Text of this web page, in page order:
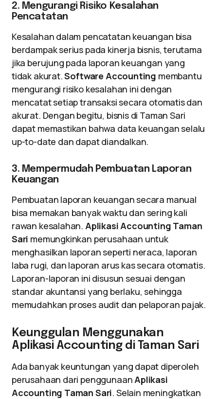
2. Mengurangi Risiko Kesalahan
Pencatatan
Kesalahan dalam pencatatan keuangan bisa
berdampak serius pada kinerja bisnis, terutama
jika berujung pada laporan keuangan yang
tidak akurat.Software Accounting membantu
mengurangi risiko kesalahan ini dengan
mencatat setiap transaksi secara otomatis dan
akurat. Dengan begitu, bisnis di Taman Sari
dapat memastikan bahwa data keuangan selalu
up-to-date dan dapat diandalkan.
3. Mempermudah Pembuatan Laporan
Keuangan
Pembuatan laporan keuangan secara manual
bisa memakan banyak waktu dan sering kali
rawan kesalahan. Aplikasi Accounting Taman
Sari memungkinkan perusahaan untuk
menghasilkan laporan seperti neraca, laporan
laba rugi, dan laporan arus kas secara otomatis.
Laporan-laporan ini disusun sesuai dengan
standar akuntansi yang berlaku, sehingga
memudahkan proses audit dan pelaporan pajak.
Keunggulan Menggunakan
Aplikasi Accounting di Taman Sari
Ada banyak keuntungan yang dapat diperoleh
perusahaan dari penggunaanAplikasi
Accounting Taman Sari. Selain meningkatkan